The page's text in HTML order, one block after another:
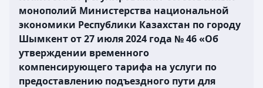
монополий Министерства национальной
экономики Республики Казахстан по городу
Шымкент от 27 июля 2024 года № 46 «Об
утверждении временного
компенсирующего тарифа на услуги по
предоставлению подъездного пути для